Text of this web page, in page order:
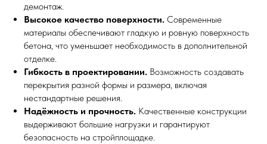
демонтаж.
Высокое качество поверхности. Современные
материалы обеспечивают гладкую и ровную поверхность
бетона, что уменьшает необходимость в дополнительной
отделке.
Гибкость в проектировании. Возможность создавать
перекрытия разной формы и размера, включая
нестандартные решения.
Надёжность и прочность. Качественные конструкции
выдерживают большие нагрузки и гарантируют
безопасность на стройплощадке.